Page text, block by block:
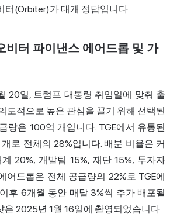
터(Orbiter)가 대개 정답입니다.
비터 파이낸스 에어드롭 및 가
20일, 트럼프 대통령 취임일에 맞춰 출
도적으로 높은 관심을 끌기 위해 선택된
량은 100억 개입니다. TGE에서 유통된
로 전체의 28%입니다. 배분 비율은 커
20%, 개발팀 15%, 재단 15%, 투자자
어드롭은 전체 공급량의 22%로 TGE에
후 6개월 동안 매달 3%씩 추가 배포될
은 2025년 1월 16일에 촬영되었습니다.